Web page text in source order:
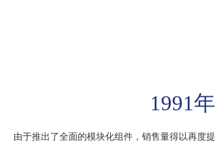
1991年
由于推出了全面的模块化组件，销售量得以再度提